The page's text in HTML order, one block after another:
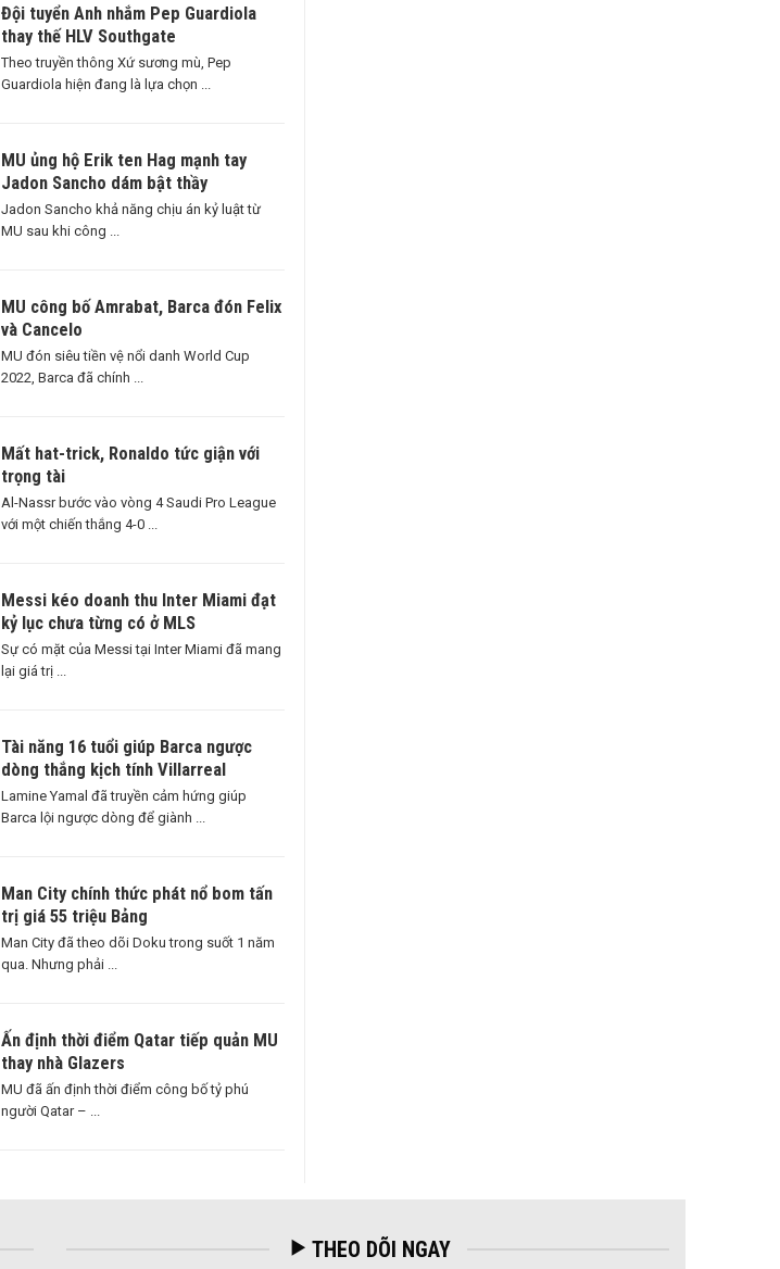
Đội tuyển Anh nhắm Pep Guardiola
thay thế HLV Southgate
Theo truyền thông Xứ sương mù, Pep
Guardiola hiện đang là lựa chọn ...
MU ủng hộ Erik ten Hag mạnh tay
Jadon Sancho dám bật thầy
Jadon Sancho khả năng chịu án kỷ luật từ
MU sau khi công ...
MU công bố Amrabat, Barca đón Felix
và Cancelo
MU đón siêu tiền vệ nổi danh World Cup
2022, Barca đã chính ...
Mất hat-trick, Ronaldo tức giận với
trọng tài
Al-Nassr bước vào vòng 4 Saudi Pro League
với một chiến thắng 4-0 ...
Messi kéo doanh thu Inter Miami đạt
kỷ lục chưa từng có ở MLS
Sự có mặt của Messi tại Inter Miami đã mang
lại giá trị ...
Tài năng 16 tuổi giúp Barca ngược
dòng thắng kịch tính Villarreal
Lamine Yamal đã truyền cảm hứng giúp
Barca lội ngược dòng để giành ...
Man City chính thức phát nổ bom tấn
trị giá 55 triệu Bảng
Man City đã theo dõi Doku trong suốt 1 năm
qua. Nhưng phải ...
Ấn định thời điểm Qatar tiếp quản MU
thay nhà Glazers
MU đã ấn định thời điểm công bố tỷ phú
người Qatar – ...
THEO DÕI NGAY